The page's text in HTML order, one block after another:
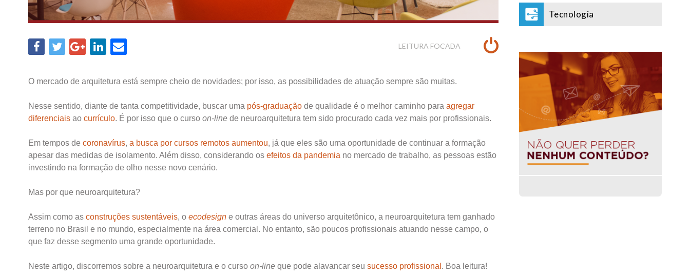
LEITURA FOCADA
O mercado de arquitetura está sempre cheio de novidades; por isso, as possibilidades de atuação sempre são muitas.
Nesse sentido, diante de tanta competitividade, buscar uma pós-graduação de qualidade é o melhor caminho para agregar
diferenciais ao currículo. É por isso que o curso on-line de neuroarquitetura tem sido procurado cada vez mais por profissionais.
Em tempos de coronavírus, a busca por cursos remotos aumentou, já que eles são uma oportunidade de continuar a formação
apesar das medidas de isolamento. Além disso, considerando os efeitos da pandemia no mercado de trabalho, as pessoas estão
investindo na formação de olho nesse novo cenário.
Mas por que neuroarquitetura?
Assim como as construções sustentáveis, o ecodesign e outras áreas do universo arquitetônico, a neuroarquitetura tem ganhado
terreno no Brasil e no mundo, especialmente na área comercial. No entanto, são poucos profissionais atuando nesse campo, o
que faz desse segmento uma grande oportunidade.
Neste artigo, discorremos sobre a neuroarquitetura e o curso on-line que pode alavancar seu sucesso profissional . Boa leitura!
Tecnologia